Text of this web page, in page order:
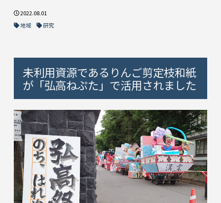
2022.08.01
地域
研究
未利用資源であるりんご剪定枝和紙
が「弘高ねぷた」で活用されました